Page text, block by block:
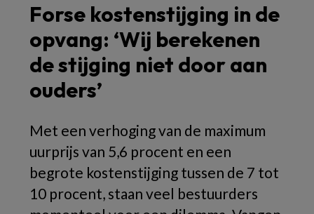
Forse kostenstijging in de
opvang: ‘Wij berekenen
de stijging niet door aan
ouders’
Met een verhoging van de maximum
uurprijs van 5,6 procent en een
begrote kostenstijging tussen de 7 tot
10 procent, staan veel bestuurders